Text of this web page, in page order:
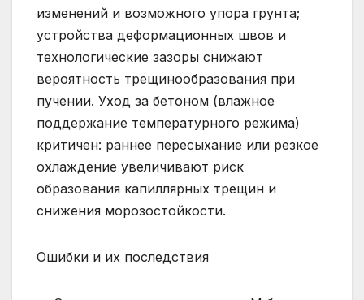
изменений и возможного упора грунта;
устройства деформационных швов и
технологические зазоры снижают
вероятность трещинообразования при
пучении. Уход за бетоном (влажное
поддержание температурного режима)
критичен: раннее пересыхание или резкое
охлаждение увеличивают риск
образования капиллярных трещин и
снижения морозостойкости.
Ошибки и их последствия